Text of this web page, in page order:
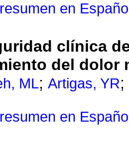
resumen en
clínica
del dolor
ML; Artigas, YR;
resumen en